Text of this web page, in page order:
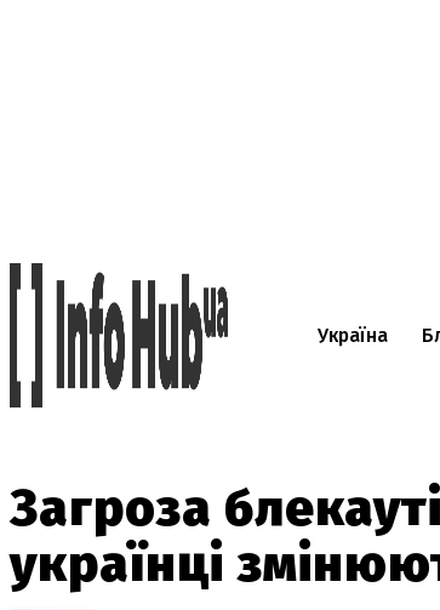
Україна
Загроза
українці